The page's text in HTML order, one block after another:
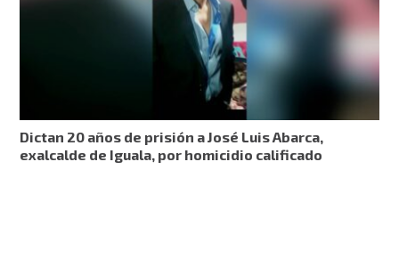
Dictan 20 años de prisión a José Luis Abarca,
exalcalde de Iguala, por homicidio calificado